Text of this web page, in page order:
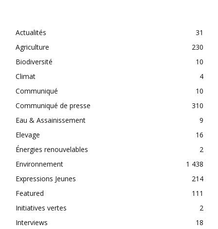
Actualités
31
Agriculture
230
Biodiversité
10
Climat
4
Communiqué
10
Communiqué de presse
310
Eau & Assainissement
9
Elevage
16
Énergies renouvelables
2
Environnement
1 438
Expressions Jeunes
214
Featured
111
Initiatives vertes
2
Interviews
18